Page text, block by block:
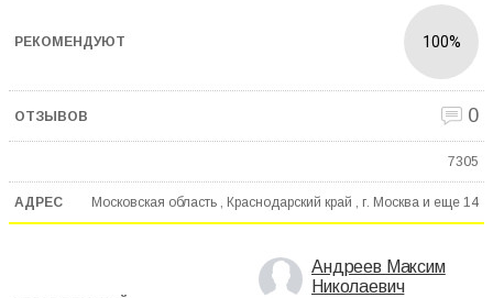
100%
0
7305
Московская область , Краснодарский край , г. Москва и еще 14
Андреев Максим
Николаевич